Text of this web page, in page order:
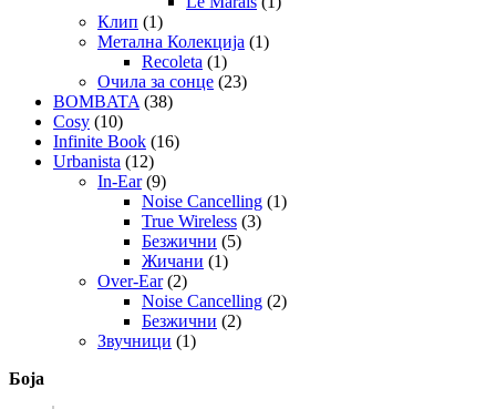
Клип (1)
Метална Колекција (1)
Recoleta (1)
Очила за сонце (23)
BOMBATA (38)
Cosy (10)
Infinite Book (16)
Urbanista (12)
In-Ear (9)
Noise Cancelling (1)
True Wireless (3)
Безжични (5)
Жичани (1)
Over-Ear (2)
Noise Cancelling (2)
Безжични (2)
Звучници (1)
Боја